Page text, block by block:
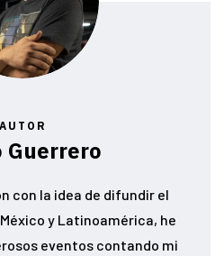
AUTOR
Guerrero
con la idea de difundir el
y Latinoamérica, he
eventos contando mi